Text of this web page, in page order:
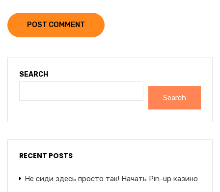
POST COMMENT
SEARCH
Search
RECENT POSTS
Не сиди здесь просто так! Начать Pin-up казино